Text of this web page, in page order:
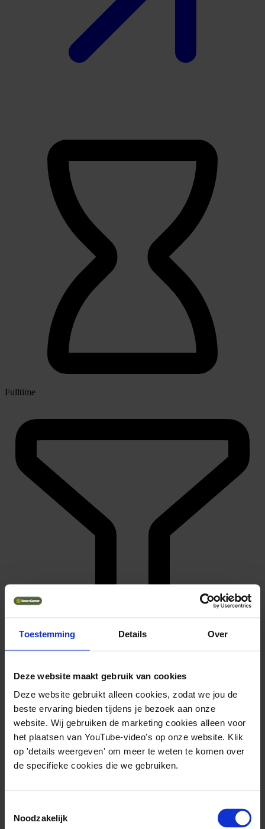
Toestemming Details Over
Deze website maakt gebruik van cookies
Deze website gebruikt alleen cookies, zodat we jou de
beste ervaring bieden tijdens je bezoek aan onze
website. Wij gebruiken de marketing cookies alleen voor
het plaatsen van YouTube-video's op onze website. Klik
op 'details weergeven' om meer te weten te komen over
de specifieke cookies die we gebruiken.
Noodzakelijk
Fulltime
Solliciteer direct